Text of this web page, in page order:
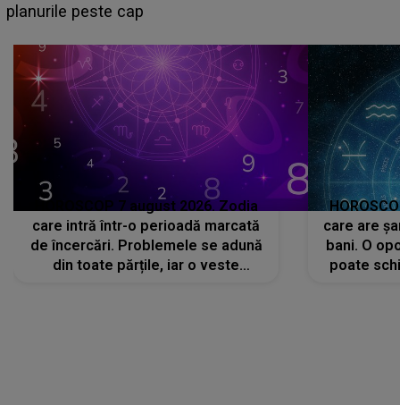
sa: "I-am spus și ei în față, eu nu te iubesc pentru
HOROSCOP 7 august 2026. Zodia
care intră într-o perioadă marcată
de încercări. Problemele se adună
din toate părțile, iar o veste
care are
bani. O
poate